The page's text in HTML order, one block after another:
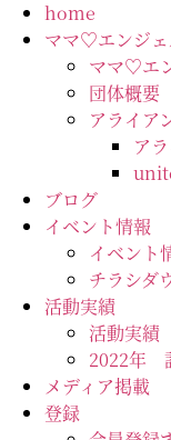
home
ママ♡エンジ
ママ♡エ
団体概要
アライア
ア
ブログ
イベント情報
イベント
チラシダ
活動実績
活動実績
2022年
メディア掲載
登録